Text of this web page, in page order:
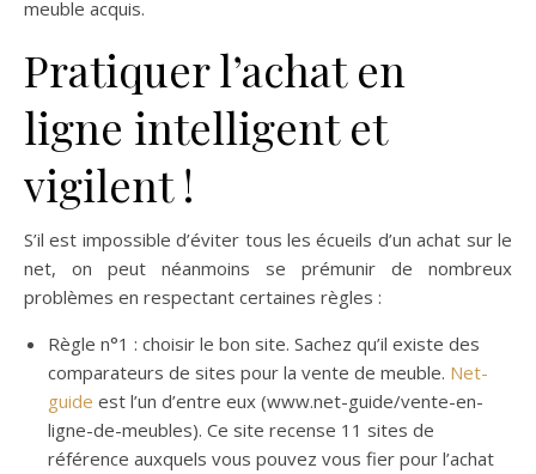
meuble acquis.
Pratiquer l’achat en
ligne intelligent et
vigilent !
S’il est impossible d’éviter tous les écueils d’un achat sur le
net, on peut néanmoins se prémunir de nombreux
problèmes en respectant certaines règles :
Règle n°1 : choisir le bon site. Sachez qu’il existe des
comparateurs de sites pour la vente de meuble. Net-
guide est l’un d’entre eux (www.net-guide/vente-en-
ligne-de-meubles). Ce site recense 11 sites de
référence auxquels vous pouvez vous fier pour l’achat